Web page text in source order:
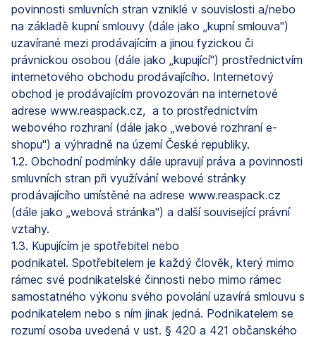
povinnosti smluvních stran vzniklé v souvislosti a/nebo
na základě kupní smlouvy (dále jako „kupní smlouva")
uzavírané mezi prodávajícím a jinou fyzickou či
právnickou osobou (dále jako „kupující") prostřednictvím
internetového obchodu prodávajícího. Internetový
obchod je prodávajícím provozován na internetové
adrese www.reaspack.cz, a to prostřednictvím
webového rozhraní (dále jako „webové rozhraní e-
shopu") a výhradně na území České republiky.
1.2. Obchodní podmínky dále upravují práva a povinnosti
smluvních stran při využívání webové stránky
prodávajícího umístěné na adrese www.reaspack.cz
(dále jako „webová stránka") a další související právní
vztahy.
1.3. Kupujícím je spotřebitel nebo
podnikatel. Spotřebitelem je každý člověk, který mimo
rámec své podnikatelské činnosti nebo mimo rámec
samostatného výkonu svého povolání uzavírá smlouvu s
podnikatelem nebo s ním jinak jedná. Podnikatelem se
rozumí osoba uvedená v ust. § 420 a 421 občanského